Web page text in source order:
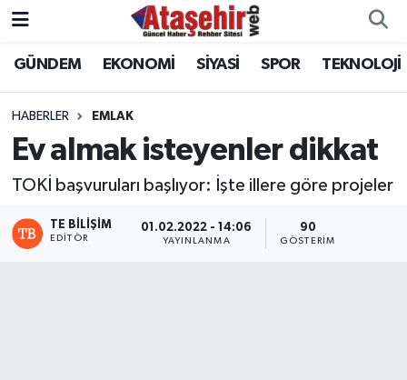
GÜNDEM EKONOMİ SİYASİ SPOR TEKNOLOJİ
HABERLER EMLAK
Ev almak isteyenler dikkat
TOKİ başvuruları başlıyor: İşte illere göre projeler
TE BILIŞIM
EDITÖR
01.02.2022 - 14:06
YAYINLANMA
90
GÖSTERIM
Hava Durumu
Trafik Durumu
Süper Lig Puan Durumu ve Fikstür